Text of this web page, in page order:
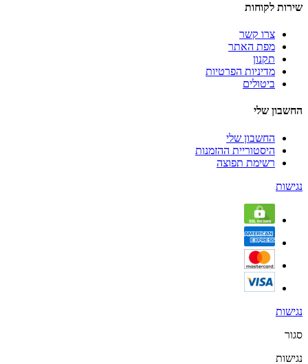
שירות לקוחות
צרו קשר
מפת האתר
תקנון
מדיניות הפרטיות
ביטולים
החשבון שלי
החשבון שלי
היסטוריית ההזמנות
רשימת תפוצה
נגישות
נגישות
סגור
נגישות